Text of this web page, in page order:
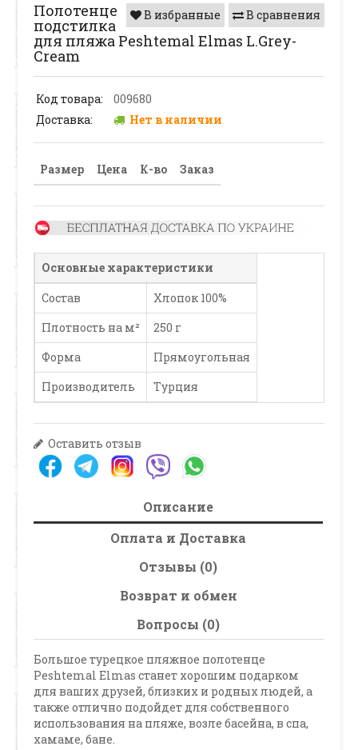
В сравнения
В избранные
Полотенце
подстилка
для пляжа Peshtemal Elmas L.Grey-
Cream
Код товара:
009680
Доставка:
Нет в наличии
Размер Цена К-во Заказ
Основные характеристики
Состав
Хлопок 100%
Плотность на м²
250 г
Форма
Прямоугольная
Производитель
Турция
Оставить отзыв
Описание
Оплата и Доставка
Отзывы (0)
Возврат и обмен
Вопросы (0)
Большое турецкое пляжное полотенце
Peshtemal Elmas станет хорошим подарком
для ваших друзей, близких и родных людей, а
также отлично подойдет для собственного
использования на пляже, возле басейна, в спа,
хамаме, бане.